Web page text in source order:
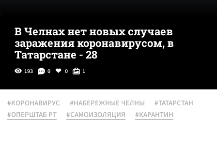
В Челнах нет новых случаев
заражения коронавирусом, в
Татарстане - 28
193 0 0 1
#КОРОНАВИРУС #НАБЕРЕЖНЫЕ ЧЕЛНЫ
#ТАТАРСТАН
#ОПЕРШТАБ РТ
#САМОИЗОЛЯЦИЯ #КАРАНТИН